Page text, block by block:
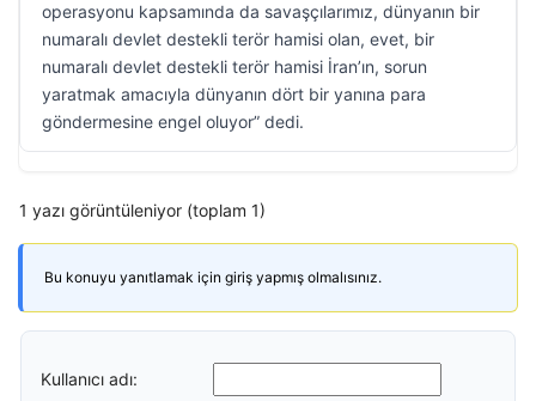
operasyonu kapsamında da savaşçılarımız, dünyanın bir
numaralı devlet destekli terör hamisi olan, evet, bir
numaralı devlet destekli terör hamisi İran’ın, sorun
yaratmak amacıyla dünyanın dört bir yanına para
göndermesine engel oluyor” dedi.
1 yazı görüntüleniyor (toplam 1)
Bu konuyu yanıtlamak için giriş yapmış olmalısınız.
Kullanıcı adı: